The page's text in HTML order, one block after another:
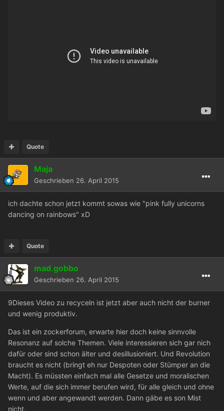
Quote
Maja
Geschrieben 26. April 2015
ich dachte schon jetzt kommt sowas wie "pink fully unicorns
dancing on rainbows" xD
Quote
mad.gobbo
Geschrieben 26. April 2015
9Dieses Video zu recyceln ist jetzt aber auch nicht der burner
und wenig produktiv.
Das ist ein zockerforum, erwarte hier doch keine sinnvolle
Resonanz auf solche Themen. Viele interessieren sich gar nich
dafür oder sind schon älter und desillusioniert. Und Revolution
braucht es nicht (bringt eh nur Despoten oder Stümper an die
Macht). Es müssten einfach mal alle Gesetze und moralischen
Werte, auf die sich immer berufen wird, für alle gleich und ohne
wenn und aber angewandt werden. Dann gäbe es son Mist
nicht.